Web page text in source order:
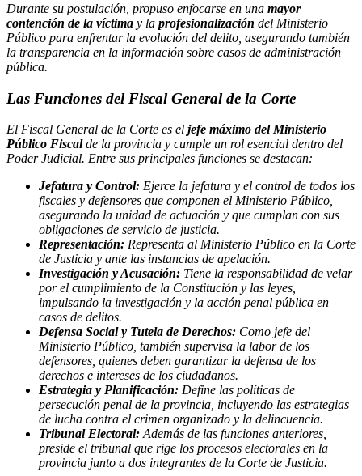
Durante su postulación, propuso enfocarse en una mayor
contención de la víctima y la profesionalización del Ministerio
Público para enfrentar la evolución del delito, asegurando también
la transparencia en la información sobre casos de administración
pública.
Las Funciones del Fiscal General de la Corte
El Fiscal General de la Corte es el jefe máximo del Ministerio
Público Fiscalde la provincia y cumple un rol esencial dentro del
Poder Judicial. Entre sus principales funciones se destacan:
Jefatura y Control: Ejerce la jefatura y el control de todos los
fiscales y defensores que componen el Ministerio Público,
asegurando la unidad de actuación y que cumplan con sus
obligaciones de servicio de justicia.
Representación: Representa al Ministerio Público en la Corte
de Justicia y ante las instancias de apelación.
Investigación y Acusación: Tiene la responsabilidad de velar
por el cumplimiento de la Constitución y las leyes,
impulsando la investigación y la acción penal pública en
casos de delitos.
Defensa Social y Tutela de Derechos: Como jefe del
Ministerio Público, también supervisa la labor de los
defensores, quienes deben garantizar la defensa de los
derechos e intereses de los ciudadanos.
Estrategia y Planificación: Define las políticas de
persecución penal de la provincia, incluyendo las estrategias
de lucha contra el crimen organizado y la delincuencia.
Tribunal Electoral: Además de las funciones anteriores,
preside el tribunal que rige los procesos electorales en la
provincia junto a dos integrantes de la Corte de Justicia.